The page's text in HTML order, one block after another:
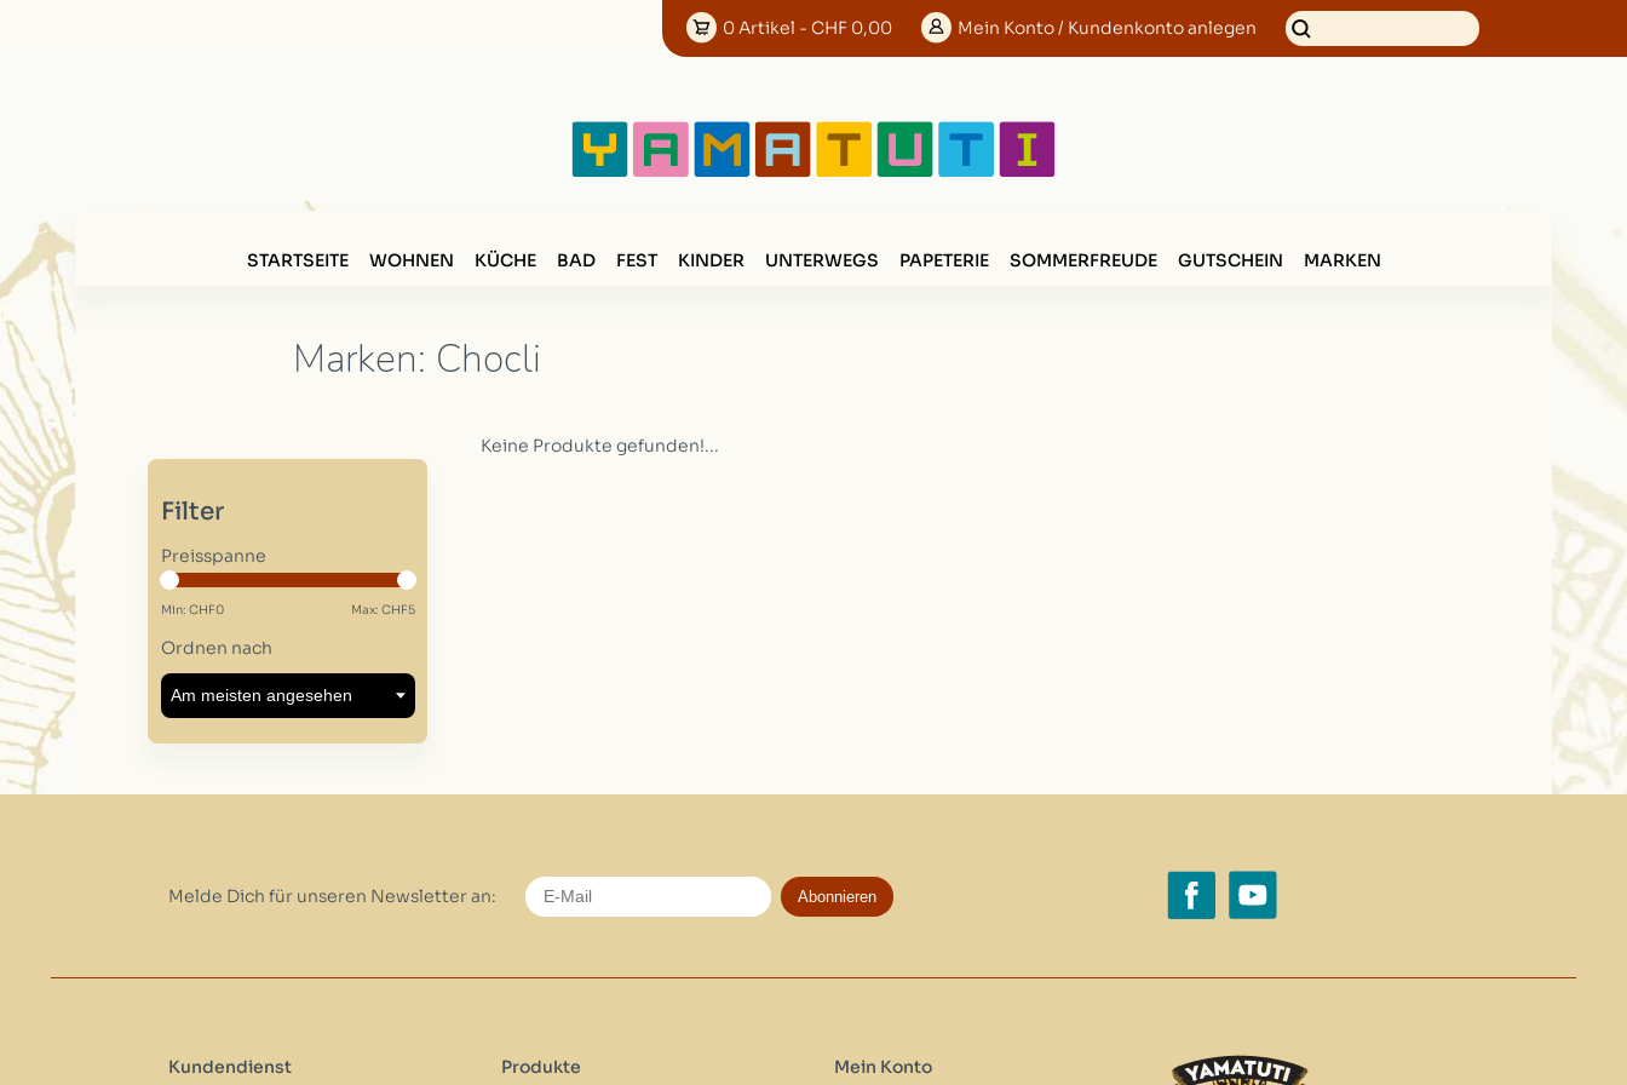
0Artikel - CHF 0,00 Mein Konto/ Kundenkonto anlegen
STARTSEITE WOHNEN KÜCHE BAD FEST KINDER UNTERWEGS PAPETERIE SOMMERFREUDE GUTSCHEIN MARKEN
Marken: Chocli
Filter
Preisspanne
Min: CHF0 Max: CHF5
Ordnen nach
Keine Produkte gefunden!...
Melde Dich für unseren Newsletter an: Abonnieren
Kundendienst
Produkte
Mein Konto